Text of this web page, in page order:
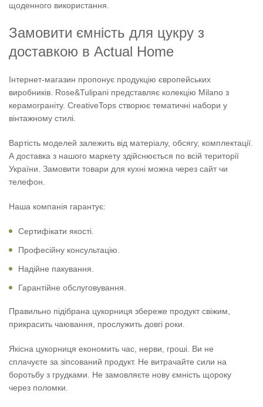
щоденного використання.
Замовити ємність для цукру з
доставкою в Actual Home
Інтернет-магазин пропонує продукцію європейських
виробників. Rose&Tulipani представляє колекцію Milano з
керамограніту. CreativeTops створює тематичні набори у
вінтажному стилі.
Вартість моделей залежить від матеріалу, обсягу, комплектації.
А доставка з нашого маркету здійснюється по всій території
України. Замовити товари для кухні можна через сайт чи
телефон.
Наша компанія гарантує:
Сертифікати якості.
Професійну консультацію.
Надійне пакування.
Гарантійне обслуговування.
Правильно підібрана цукорниця збереже продукт свіжим,
прикрасить чаювання, прослужить довгі роки.
Якісна цукорниця економить час, нерви, гроші. Ви не
сплачуєте за зіпсований продукт. Не витрачайте сили на
боротьбу з грудками. Не замовляєте нову ємність щороку
через поломки.